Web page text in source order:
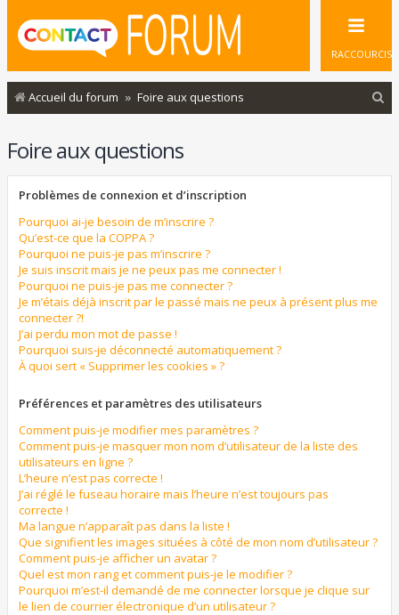
RACCOURCIS
Accueil du forum Foire aux questions
Foire aux questions
Problèmes de connexion et d’inscription
Pourquoi ai-je besoin de m’inscrire ?
Qu’est-ce que la COPPA ?
Pourquoi ne puis-je pas m’inscrire ?
Je suis inscrit mais je ne peux pas me connecter !
Pourquoi ne puis-je pas me connecter ?
Je m’étais déjà inscrit par le passé mais ne peux à présent plus me
connecter ?!
J’ai perdu mon mot de passe !
Pourquoi suis-je déconnecté automatiquement ?
À quoi sert « Supprimer les cookies » ?
Préférences et paramètres des utilisateurs
Comment puis-je modifier mes paramètres ?
Comment puis-je masquer mon nom d’utilisateur de la liste des
utilisateurs en ligne ?
L’heure n’est pas correcte !
J’ai réglé le fuseau horaire mais l’heure n’est toujours pas
correcte !
Ma langue n’apparaît pas dans la liste !
Que signifient les images situées à côté de mon nom d’utilisateur ?
Comment puis-je afficher un avatar ?
Quel est mon rang et comment puis-je le modifier ?
Pourquoi m’est-il demandé de me connecter lorsque je clique sur
le lien de courrier électronique d’un utilisateur ?